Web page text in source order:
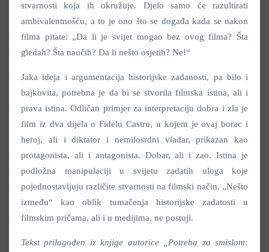
stvarnosti koja ih okružuje. Djelo samo će razultirati
ambivalentnošću, a to je ono što se događa kada se nakon
filma pitate: „Da li je svijet mogao bez ovog filma? Šta
gledah? Šta naučih? Da li nešto osjetih? Ne!“
Jaka ideja i argumentacija historijske zadanosti, pa bilo i
bajkovita, potrebna je da bi se stvorila filmska istina, ali i
prava istina. Odličan primjer za interpretaciju dobra i zla je
film iz dva dijela o Fidelu Castru, u kojem je ovaj borac i
heroj, ali i diktator i nemilosrdni vladar, prikazan kao
protagonista, ali i antagonista. Dobar, ali i zao. Istina je
podložna manipulaciji u svijetu zadatih uloga koje
pojednostavljuju različite stvarnosti na filmski način. „Nešto
između“ kao oblik tumačenja historijske zadatosti u
filmskim pričama, ali i u medijima, ne postoji.
Tekst prilagođen iz knjige autorice „Potreba za smislom: